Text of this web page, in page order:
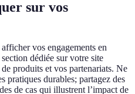
sur vos
vos engagements en
dédiée sur votre site
produits et vos partenariats. Ne
pratiques durables; partagez des
de cas qui illustrent l’impact de